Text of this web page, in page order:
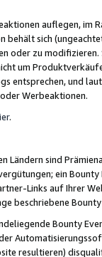
auflegen, im
behält sich
oder zu
um
entsprechen, und
Werbeaktionen.
.
Ländern sind
ein
Links auf Ihrer
beschriebene
Bounty
resultieren)